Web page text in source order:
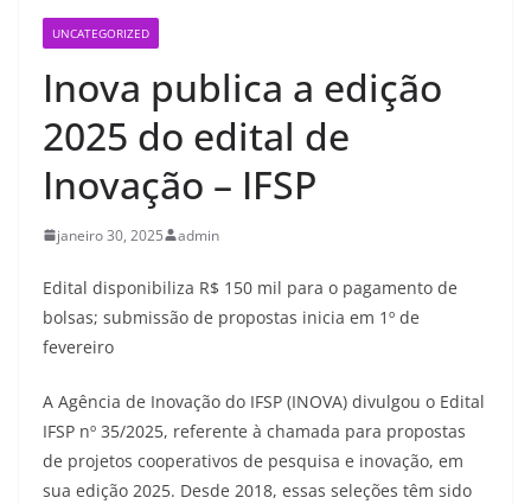
UNCATEGORIZED
Inova publica a edição
2025 do edital de
Inovação – IFSP
janeiro 30, 2025 admin
Edital disponibiliza R$ 150 mil para o pagamento de
bolsas; submissão de propostas inicia em 1º de
fevereiro
A Agência de Inovação do IFSP (INOVA) divulgou o Edital
IFSP nº 35/2025, referente à chamada para propostas
de projetos cooperativos de pesquisa e inovação, em
sua edição 2025. Desde 2018, essas seleções têm sido